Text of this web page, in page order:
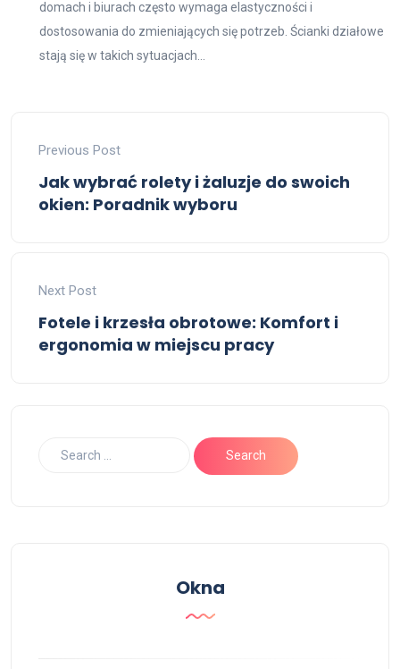
domach i biurach często wymaga elastyczności i
dostosowania do zmieniających się potrzeb. Ścianki działowe
stają się w takich sytuacjach...
Previous Post
Jak wybrać rolety i żaluzje do swoich
okien: Poradnik wyboru
Next Post
Fotele i krzesła obrotowe: Komfort i
ergonomia w miejscu pracy
Okna